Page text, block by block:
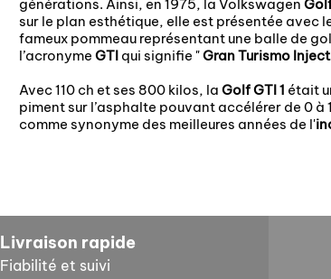
générations. Ainsi, en 1975, la Volkswagen
sur le plan esthétique, elle est présentée avec
fameux pommeau représentant une balle de
l’acronyme GTI qui signifie "Gran Turismo
Avec 110 ch et ses 800 kilos, la Golf GTI 1 était
piment sur l’asphalte pouvant accélérer de 0
comme synonyme des meilleures années de l'
Livraison rapide
Fiabilité et suivi